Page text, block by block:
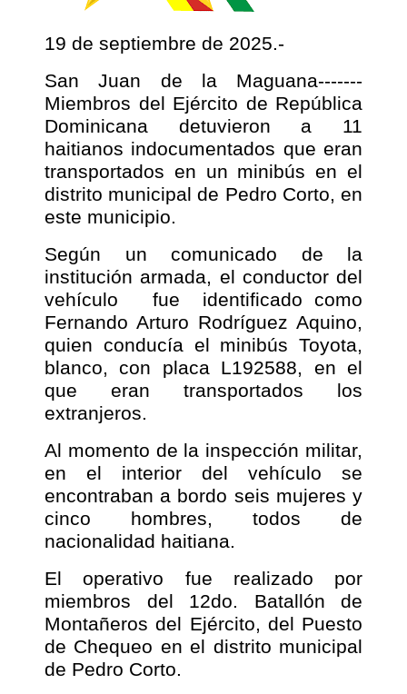
19 de septiembre de 2025.-
San Juan de la Maguana-------
Miembros del Ejército de República
Dominicana detuvieron a 11
haitianos indocumentados que eran
transportados en un minibús en el
distrito municipal de Pedro Corto, en
este municipio.
Según un comunicado de la
institución armada, el conductor del
vehículo fue identificado como
Fernando Arturo Rodríguez Aquino,
quien conducía el minibús Toyota,
blanco, con placa L192588, en el
que eran transportados los
extranjeros.
Al momento de la inspección militar,
en el interior del vehículo se
encontraban a bordo seis mujeres y
cinco hombres, todos de
nacionalidad haitiana.
El operativo fue realizado por
miembros del 12do. Batallón de
Montañeros del Ejército, del Puesto
de Chequeo en el distrito municipal
de Pedro Corto.